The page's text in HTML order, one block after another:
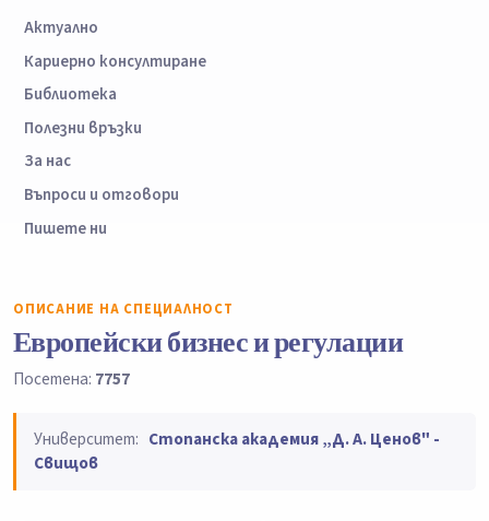
Актуално
Кариерно консултиране
Библиотека
Полезни връзки
За нас
Въпроси и отговори
Пишете ни
ОПИСАНИЕ НА СПЕЦИАЛНОСТ
Европейски бизнес и регулации
Посетена: 7757
Университет: Стопанска академия „Д. А. Ценов" -
Свищов